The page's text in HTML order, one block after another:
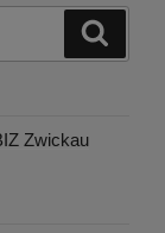
Zwickau